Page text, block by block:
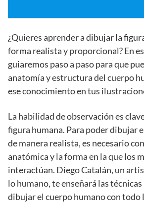
¿Quieres aprender a dibujar la
forma realista y proporcional? En
guiaremos paso a paso para que
anatomía y estructura del cuerpo
ese conocimiento en tus
La habilidad de observación es
figura humana. Para poder dibujar
de manera realista, es necesario
anatómica y la forma en la que los
interactúan. Diego Catalán, un
lo humano, te enseñará las
dibujar el cuerpo humano con todo